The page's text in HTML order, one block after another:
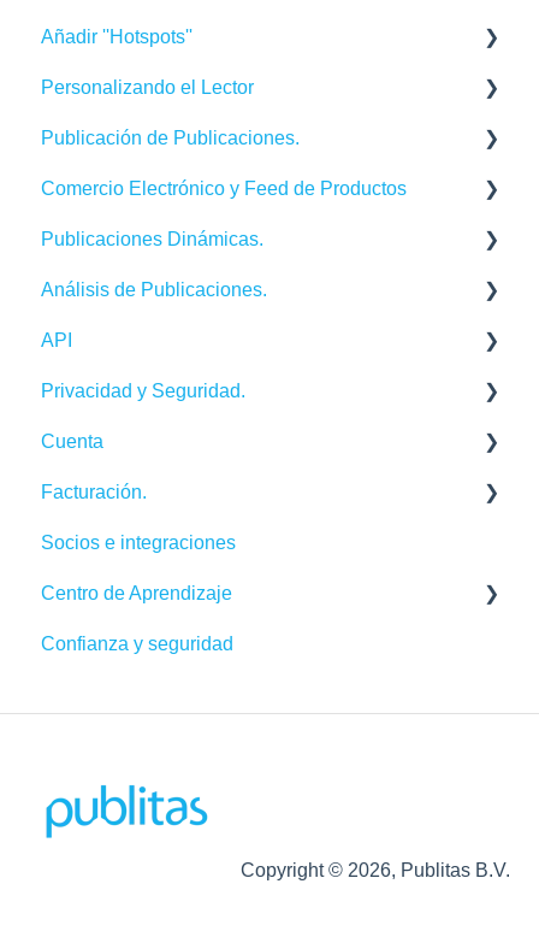
Añadir ''Hotspots''
Utilizando el editor de hotspots
Explicación de los Hotspots
Automatización de puntos de acceso
Personalizando el Lector
Ajustes del lector
Estrategia de marca
Banners
Publicación de Publicaciones.
Compartir
Integrar
Disponibilidad
Comercio Electrónico y Feed de Productos
Como Importar Feed the Productos
Cómo gestionar los detalles del producto:
Publicaciones Dinámicas.
Cómo crear contenido dinámico
Análisis de Publicaciones.
Google Analytics
Otras Integraciones
Conclusiones y recomendaciones
API
API de Publitas
Privacidad y Seguridad.
Seguridad de la cuenta
Cookies, privacidad y políticas
Cuenta
Nombre de usuario y contraseña
Gestionar tu cuenta
Facturación.
Detalles de facturación
Suscripción
Tráfico de Datos
Socios e integraciones
Centro de Aprendizaje
Tutoriales
Confianza y seguridad
Copyright © 2026, Publitas B.V.